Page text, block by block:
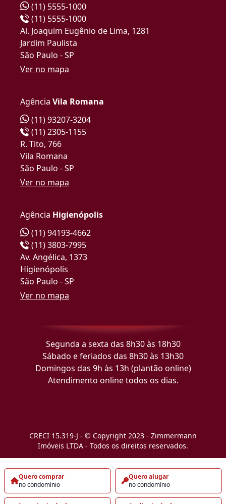
Quero comprar
no condomínio
Quero alugar
no condomínio
(11) 5555-1000
(11) 5555-1000
Al. Joaquim Eugênio de Lima, 1281
Jardim Paulista
São Paulo - SP
Ver no mapa
Agência Vila Romana
(11) 93207-3204
(11) 2305-1155
R. Tito, 766
Vila Romana
São Paulo - SP
Ver no mapa
Agência Higienópolis
(11) 94193-4662
(11) 3803-7995
Av. Angélica, 1373
Higienópolis
São Paulo - SP
Ver no mapa
Segunda a sexta das 8h30 às 18h30
Sábado e feriados das 8h30 às 13h30
Domingos das 9h às 13h (plantão online)
Atendimento online todos os dias.
CRECI 15.319-J - © Copyright 2023 - Zimmermann
Imóveis LTDA - Todos os direitos reservados.